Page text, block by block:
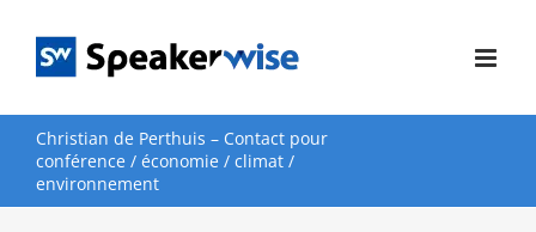
contenu
Christian de Perthuis – Contact pour
conférence / économie / climat /
environnement